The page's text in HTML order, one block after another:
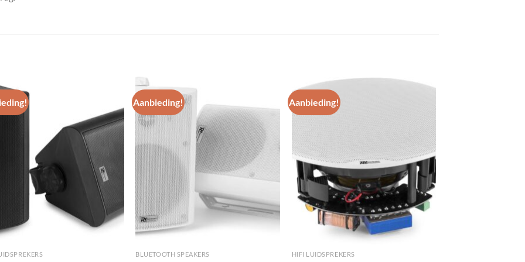
Toevoegen
aan
wenslijst
Aanbieding!
Toevoegen
aan
wenslijst
BLUETOOTH SPEAKERS
Aanbieding!
Toevoegen
wenslijst
HIFI LUIDSPREKERS